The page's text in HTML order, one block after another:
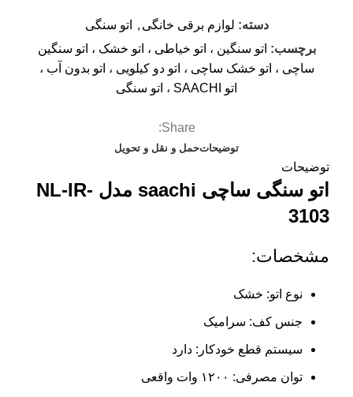
دسته: لوازم برقی خانگی ,
اتو سنگی
برچسب: اتو سنگین ، اتو خیاطی ، اتو خشک ، اتو سنگین
ساچی ، اتو خشک ساچی ، اتو دو کیلویی ، اتو بدون آب ،
اتو SAACHI ، اتو سنگی
Share:
توضیحاتحمل و نقل و تحویل
توضیحات
اتو سنگی ساچی saachi مدل NL-IR-
3103
مشخصات:
نوع اتو: خشک
جنس کف: سرامیک
سیستم قطع خودکار: دارد
توان مصرفی: ۱۲۰۰ وات واقعی